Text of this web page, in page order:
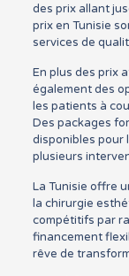
des prix allant
prix en Tunisie
services de
En plus des prix
également des
les patients à
Des packages
disponibles pour
plusieurs
La Tunisie offre
la chirurgie
compétitifs par
financement
rêve de